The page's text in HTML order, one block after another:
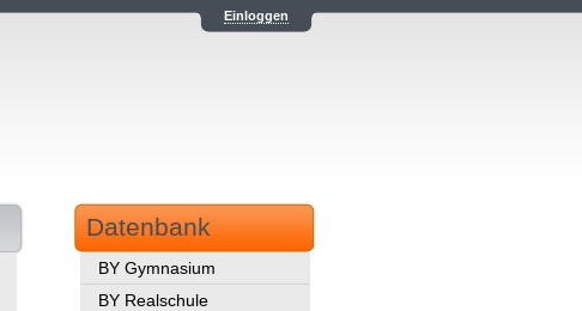
Einloggen
Datenbank
BY Gymnasium
BY Realschule